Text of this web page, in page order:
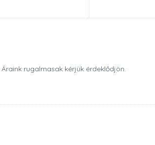
rugalmasak kérjük érdeklődjön.